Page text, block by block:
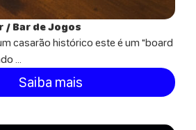
/ Bar de Jogos
casarão histórico este é um "board
...
Saiba mais